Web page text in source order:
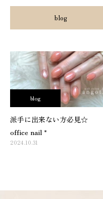
blog
blog
派手に出来ない方必見☆
office nail *
2024.10.31